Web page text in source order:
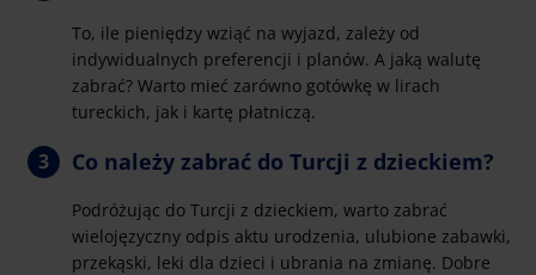
To, ile pieniędzy wziąć na wyjazd, zależy od
indywidualnych preferencji i planów. A jaką walutę
zabrać? Warto mieć zarówno gotówkę w lirach
tureckich, jak i kartę płatniczą.
Co należy zabrać do Turcji z dzieckiem?
Podróżując do Turcji z dzieckiem, warto zabrać
wielojęzyczny odpis aktu urodzenia, ulubione zabawki,
przekąski, leki dla dzieci i ubrania na zmianę. Dobre